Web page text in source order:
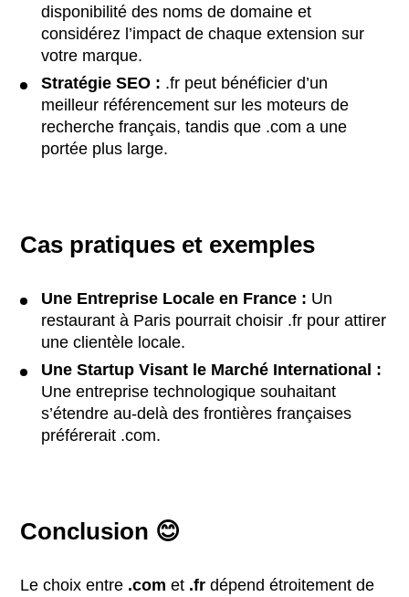
disponibilité des noms de domaine et
considérez l’impact de chaque extension sur
votre marque.
Stratégie SEO : .fr peut bénéficier d’un
meilleur référencement sur les moteurs de
recherche français, tandis que .com a une
portée plus large.
Cas pratiques et exemples
Une Entreprise Locale en France : Un
restaurant à Paris pourrait choisir .fr pour attirer
une clientèle locale.
Une Startup Visant le Marché International :
Une entreprise technologique souhaitant
s’étendre au-delà des frontières françaises
préférerait .com.
Conclusion 😊
Le choix entre .com et .fr dépend étroitement de